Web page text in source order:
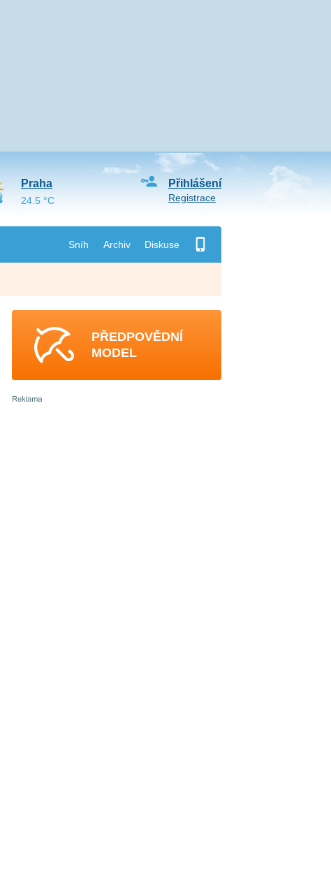
Sníh Archiv Diskuse
Přihlášení
Registrace
Praha
24.5 °C
PŘEDPOVĚDNÍ
MODEL